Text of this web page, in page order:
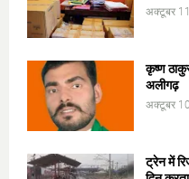
अक्टूबर
कृष्ण
अलीगढ़
अक्टूबर
ट्रेन में